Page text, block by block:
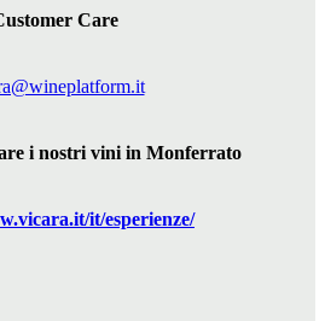
Care
i nostri vini in Monferrato
vicara.it/it/esperienze/